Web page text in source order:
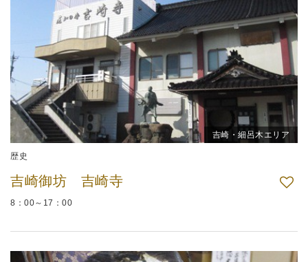
吉崎・細呂木エリア
歴史
吉崎御坊 吉崎寺
8：00～17：00